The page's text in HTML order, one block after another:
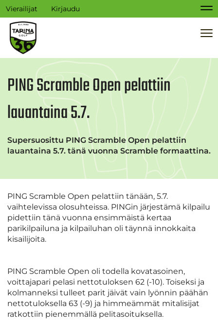
Vierailijat Kirjaudu
PING Scramble Open pelattiin
lauantaina 5.7.
Supersuosittu PING Scramble Open pelattiin
lauantaina 5.7. tänä vuonna Scramble formaattina.
PING Scramble Open pelattiin tänään, 5.7.
vaihtelevissa olosuhteissa. PINGin järjestämä kilpailu
pidettiin tänä vuonna ensimmäistä kertaa
parikilpailuna ja kilpailuhan oli täynnä innokkaita
kisailijoita.
PING Scramble Open oli todella kovatasoinen,
voittajapari pelasi nettotuloksen 62 (-10). Toiseksi ja
kolmanneksi tulleet parit jäivät vain lyönnin päähän
nettotuloksella 63 (-9) ja himmeämmät mitalisijat
ratkottiin pienemmällä pelitasoituksella.